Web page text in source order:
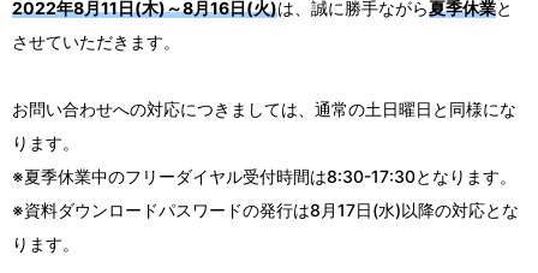
2022年8月11日(木)～8月16日(火)は、誠に勝手ながら夏季休業と
させていただきます。
お問い合わせへの対応につきましては、通常の土日曜日と同様にな
ります。
※夏季休業中のフリーダイヤル受付時間は8:30-17:30となります。
※資料ダウンロードパスワードの発行は8月17日(水)以降の対応とな
ります。